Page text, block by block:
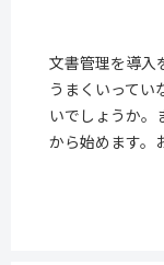
文書管理を導入
うまくいってい
いでしょうか。
から始めます。